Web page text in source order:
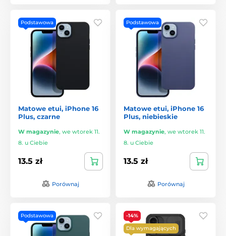
Podstawowa
Matowe etui, iPhone 16
Plus, czarne
W magazynie, we wtorek 11.
8. u Ciebie
13.5 zł
Porównaj
Podstawowa
Matowe etui, iPhone 16
Plus, niebieskie
W magazynie, we wtorek 11.
8. u Ciebie
13.5 zł
Porównaj
Podstawowa
-14%
Dla wymagających